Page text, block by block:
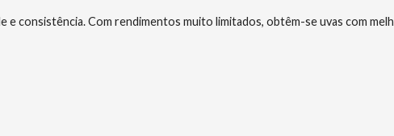
consistência. Com rendimentos muito limitados, obtêm-se uvas com